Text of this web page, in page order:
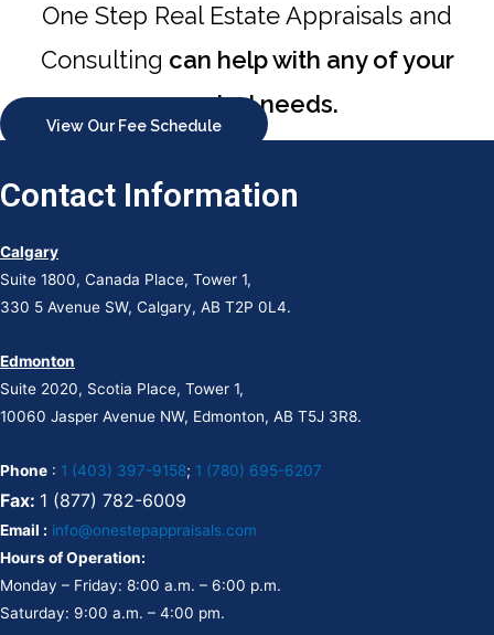
One Step Real Estate Appraisals and
Consulting can help with any of your
appraisal needs.
View Our Fee Schedule
Contact Information
Calgary
Suite 1800, Canada Place, Tower 1,
330 5 Avenue SW, Calgary, AB T2P 0L4.
Edmonton
Suite 2020, Scotia Place, Tower 1,
10060 Jasper Avenue NW, Edmonton, AB T5J 3R8.
Phone : 1 (403) 397-9158; 1 (780) 695-6207
Fax: 1 (877) 782-6009
Email : info@onestepappraisals.com
Hours of Operation:
Monday – Friday: 8:00 a.m. – 6:00 p.m.
Saturday: 9:00 a.m. – 4:00 pm.